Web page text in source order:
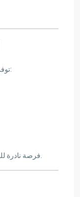
توفر هذه الشقة قيمة ممتازة للسكن أو الاستثمار: